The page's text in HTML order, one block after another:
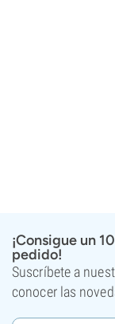
¡Consigue un
pedido!
Suscríbete a
conocer las